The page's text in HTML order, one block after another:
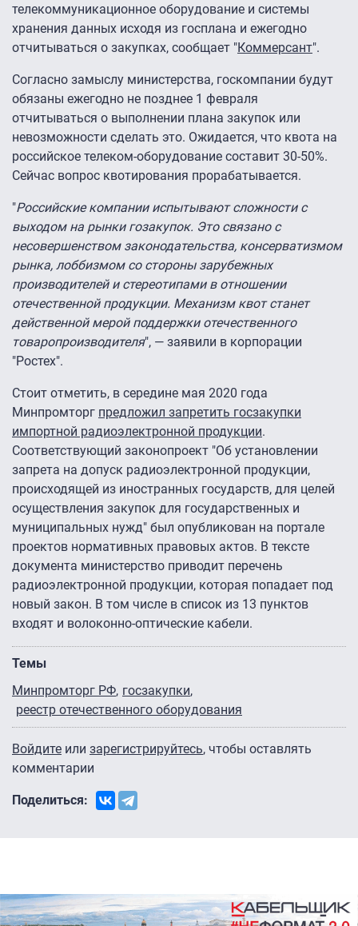
телекоммуникационное оборудование и системы
хранения данных исходя из госплана и ежегодно
отчитываться о закупках, сообщает "Коммерсант".
Согласно замыслу министерства, госкомпании будут
обязаны ежегодно не позднее 1 февраля
отчитываться о выполнении плана закупок или
невозможности сделать это. Ожидается, что квота на
российское телеком-оборудование составит 30-50%.
Сейчас вопрос квотирования прорабатывается.
"Российские компании испытывают сложности с
выходом на рынки гозакупок. Это связано с
несовершенством законодательства, консерватизмом
рынка, лоббизмом со стороны зарубежных
производителей и стереотипами в отношении
отечественной продукции. Механизм квот станет
действенной мерой поддержки отечественного
товаропроизводителя", — заявили в корпорации
"Ростех".
Стоит отметить, в середине мая 2020 года
Минпромторг предложил запретить госзакупки
импортной радиоэлектронной продукции.
Соответствующий законопроект "Об установлении
запрета на допуск радиоэлектронной продукции,
происходящей из иностранных государств, для целей
осуществления закупок для государственных и
муниципальных нужд" был опубликован на портале
проектов нормативных правовых актов. В тексте
документа министерство приводит перечень
радиоэлектронной продукции, которая попадает под
новый закон. В том числе в список из 13 пунктов
входят и волоконно-оптические кабели.
Темы
Минпромторг РФ госзакупки
реестр отечественного оборудования
Войдите или зарегистрируйтесь, чтобы оставлять
комментарии
Поделиться: